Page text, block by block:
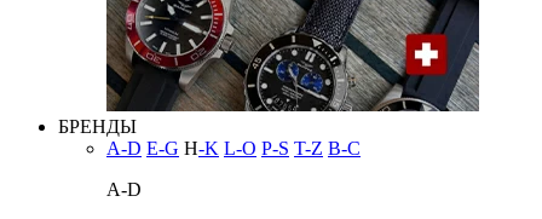
БРЕНДЫ
A-D E-G H-K L-O P-S T-Z В-С
A-D